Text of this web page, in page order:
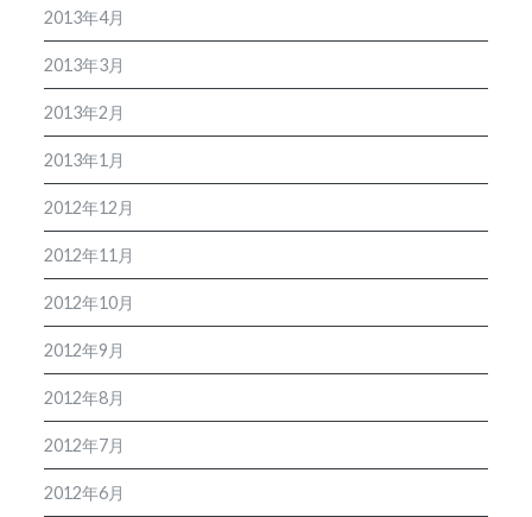
2013年4月
2013年3月
2013年2月
2013年1月
2012年12月
2012年11月
2012年10月
2012年9月
2012年8月
2012年7月
2012年6月